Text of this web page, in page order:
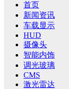
首页
新闻资讯
车载显示
HUD
摄像头
智能内饰
调光玻璃
CMS
激光雷达